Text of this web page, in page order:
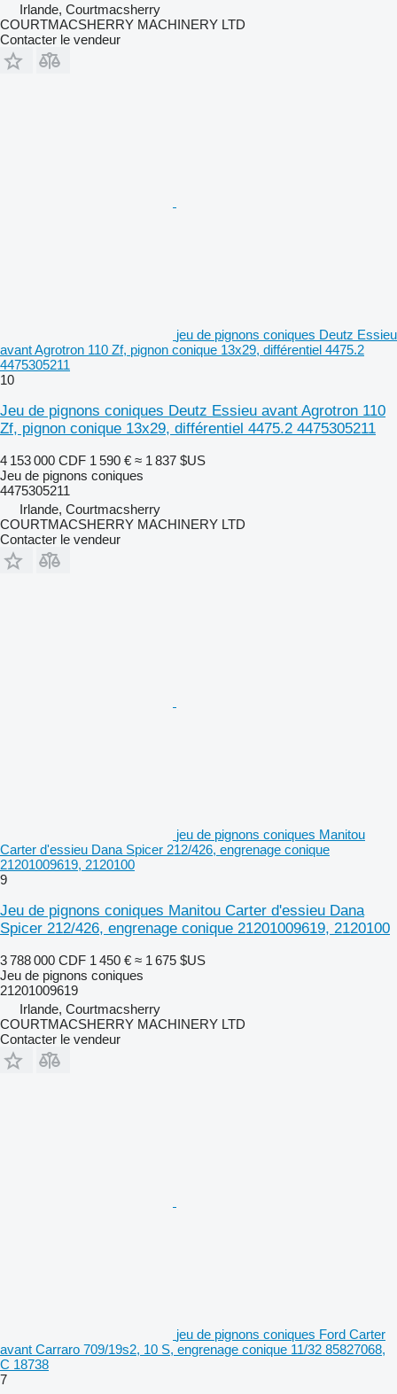
Irlande, Courtmacsherry
COURTMACSHERRY MACHINERY LTD
Contacter le vendeur
jeu de pignons coniques Deutz Essieu
avant Agrotron 110 Zf, pignon conique 13x29, différentiel 4475.2
4475305211
10
Jeu de pignons coniques Deutz Essieu avant Agrotron 110
Zf, pignon conique 13x29, différentiel 4475.2 4475305211
4 153 000 CDF 1 590 € ≈ 1 837 $US
Jeu de pignons coniques
4475305211
Irlande, Courtmacsherry
COURTMACSHERRY MACHINERY LTD
Contacter le vendeur
jeu de pignons coniques Manitou
Carter d'essieu Dana Spicer 212/426, engrenage conique
21201009619, 2120100
9
Jeu de pignons coniques Manitou Carter d'essieu Dana
Spicer 212/426, engrenage conique 21201009619, 2120100
3 788 000 CDF 1 450 € ≈ 1 675 $US
Jeu de pignons coniques
21201009619
Irlande, Courtmacsherry
COURTMACSHERRY MACHINERY LTD
Contacter le vendeur
jeu de pignons coniques Ford Carter
avant Carraro 709/19s2, 10 S, engrenage conique 11/32 85827068,
C 18738
7